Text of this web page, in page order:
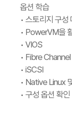
옵션 학습
• 스토리지 구성
• PowerVM을
• VIOS
• Fibre Channel
• iSCSI
• Native Linux
• 구성 옵션 확인